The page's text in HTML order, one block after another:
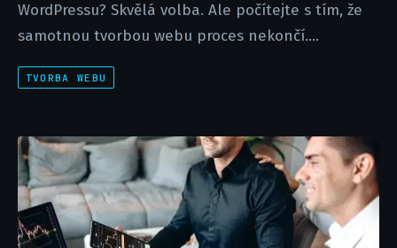
WordPressu? Skvělá volba. Ale počítejte s tím, že
samotnou tvorbou webu proces nekončí....
TVORBA WEBU